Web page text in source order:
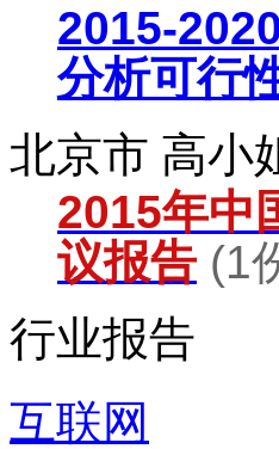
2015-
分析可行
北京市 高小
2015年中
议报告 (1
行业报告
互联网